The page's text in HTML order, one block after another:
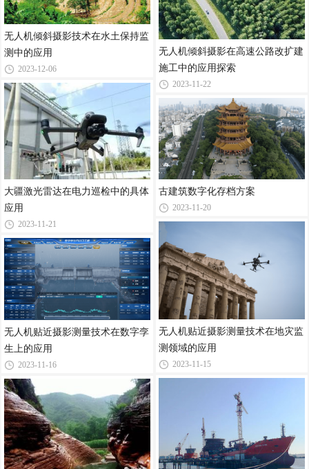
无人机倾斜摄影技术在水土保持监
测中的应用
2023-12-06
大疆激光雷达在电力巡检中的具体
应用
2023-11-21
无人机贴近摄影测量技术在数字孪
生上的应用
2023-11-16
无人机倾斜摄影在高速公路改扩建
施工中的应用探索
2023-11-22
古建筑数字化存档方案
2023-11-20
无人机贴近摄影测量技术在地灾监
测领域的应用
2023-11-15